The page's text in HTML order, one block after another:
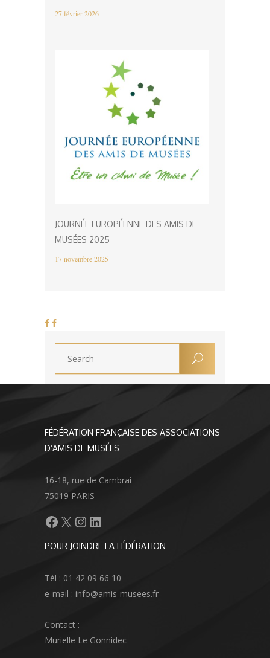
27 février 2026
JOURNÉE EUROPÉENNE DES AMIS DE
MUSÉES 2025
17 novembre 2025
FÉDÉRATION FRANÇAISE DES ASSOCIATIONS
D’AMIS DE MUSÉES
16-18, rue de Cambrai
75019 PARIS
Facebook
X Instagram
LinkedIn
POUR JOINDRE LA FÉDÉRATION
Tél : 01 42 09 66 10
e-mail : info@amis-musees.fr
Contact :
Murielle Le Gonnidec